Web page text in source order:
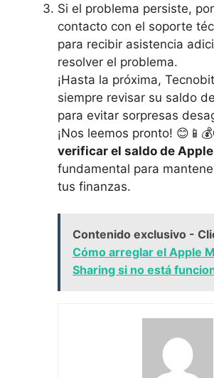
Si⁢ el problema persiste,
contacto⁣ con⁤ el soporte
‍para recibir ​asistencia
resolver el problema.
¡Hasta la próxima,
⁤siempre revisar su ⁢saldo
para evitar ​sorpresas
¡Nos leemos⁢ pronto! 😊📱💰
verificar el saldo de
fundamental para
tus⁣ finanzas.
Contenido exclusivo -
Cómo arreglar el Apple
Sharing si no está